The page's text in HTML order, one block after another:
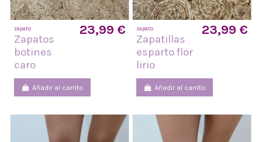
zapato
Zapatos
botines
caro
23,99 €
Añadir al carrito
zapato
Zapatillas
esparto flor
lirio
23,99 €
Añadir al carrito